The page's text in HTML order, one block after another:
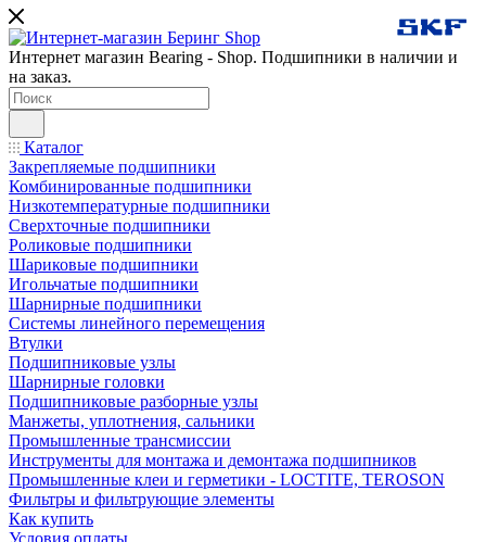
Интернет магазин Bearing - Shop. Подшипники в наличии и
на заказ.
Каталог
Закрепляемые подшипники
Комбинированные подшипники
Низкотемпературные подшипники
Сверхточные подшипники
Роликовые подшипники
Шариковые подшипники
Игольчатые подшипники
Шарнирные подшипники
Системы линейного перемещения
Втулки
Подшипниковые узлы
Шарнирные головки
Подшипниковые разборные узлы
Манжеты, уплотнения, сальники
Промышленные трансмиссии
Инструменты для монтажа и демонтажа подшипников
Промышленные клеи и герметики - LOCTITE, TEROSON
Фильтры и фильтрующие элементы
Как купить
Условия оплаты